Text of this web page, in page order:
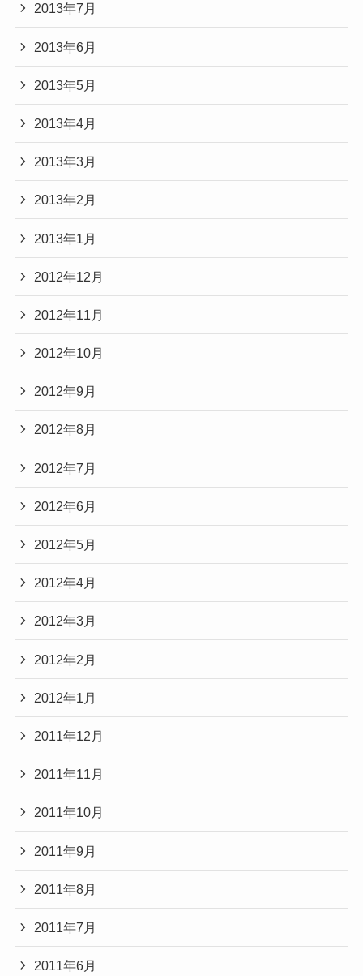
2013年7月
2013年6月
2013年5月
2013年4月
2013年3月
2013年2月
2013年1月
2012年12月
2012年11月
2012年10月
2012年9月
2012年8月
2012年7月
2012年6月
2012年5月
2012年4月
2012年3月
2012年2月
2012年1月
2011年12月
2011年11月
2011年10月
2011年9月
2011年8月
2011年7月
2011年6月